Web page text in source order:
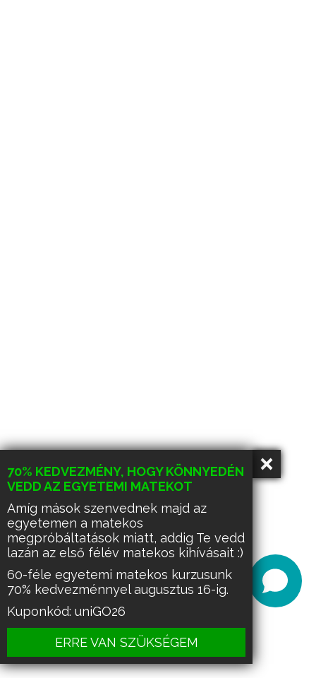
70% KEDVEZMÉNY, HOGY KÖNNYEDÉN
VEDD AZ EGYETEMI MATEKOT
Amíg mások szenvednek majd az
egyetemen a matekos
megpróbáltatások miatt, addig Te vedd
lazán az első félév matekos kihívásait :)
60-féle egyetemi matekos kurzusunk
70% kedvezménnyel augusztus 16-ig.
Kuponkód: uniGO26
ERRE VAN SZÜKSÉGEM